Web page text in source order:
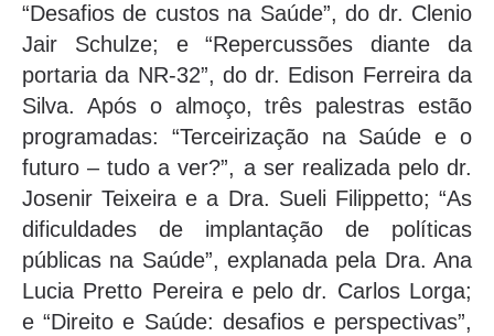
“Desafios de custos na Saúde”, do dr. Clenio
Jair Schulze; e “Repercussões diante da
portaria da NR-32”, do dr. Edison Ferreira da
Silva. Após o almoço, três palestras estão
programadas: “Terceirização na Saúde e o
futuro – tudo a ver?”, a ser realizada pelo dr.
Josenir Teixeira e a Dra. Sueli Filippetto; “As
dificuldades de implantação de políticas
públicas na Saúde”, explanada pela Dra. Ana
Lucia Pretto Pereira e pelo dr. Carlos Lorga;
e “Direito e Saúde: desafios e perspectivas”,